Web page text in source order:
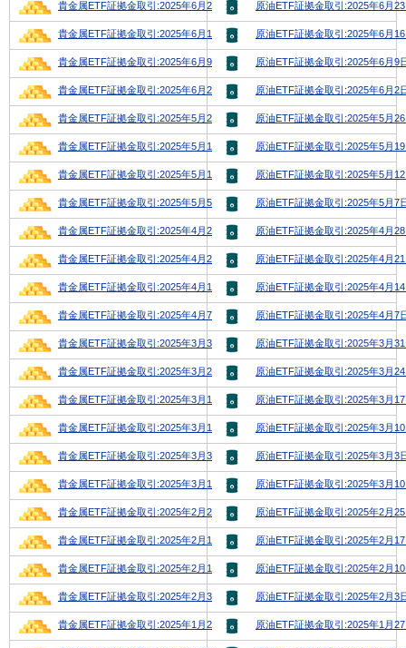
貴金属ETF証拠金取引:2025年6月23日号 原油ETF証拠金取引:2025年6月
貴金属ETF証拠金取引:2025年6月16日号 原油ETF証拠金取引:2025年6月
貴金属ETF証拠金取引:2025年6月9日号 原油ETF証拠金取引:2025年6月9
貴金属ETF証拠金取引:2025年6月2日号 原油ETF証拠金取引:2025年6月2
貴金属ETF証拠金取引:2025年5月26日号 原油ETF証拠金取引:2025年5月
貴金属ETF証拠金取引:2025年5月19日号 原油ETF証拠金取引:2025年5月
貴金属ETF証拠金取引:2025年5月12日号 原油ETF証拠金取引:2025年5月
貴金属ETF証拠金取引:2025年5月5日号 原油ETF証拠金取引:2025年5月7
貴金属ETF証拠金取引:2025年4月28日号 原油ETF証拠金取引:2025年4月
貴金属ETF証拠金取引:2025年4月21日号 原油ETF証拠金取引:2025年4月
貴金属ETF証拠金取引:2025年4月14日号 原油ETF証拠金取引:2025年4月
貴金属ETF証拠金取引:2025年4月7日号 原油ETF証拠金取引:2025年4月7
貴金属ETF証拠金取引:2025年3月31日号 原油ETF証拠金取引:2025年3月
貴金属ETF証拠金取引:2025年3月24日号 原油ETF証拠金取引:2025年3月
貴金属ETF証拠金取引:2025年3月17日号 原油ETF証拠金取引:2025年3月
貴金属ETF証拠金取引:2025年3月10日号 原油ETF証拠金取引:2025年3月
貴金属ETF証拠金取引:2025年3月3日号 原油ETF証拠金取引:2025年3月3
貴金属ETF証拠金取引:2025年3月10日号 原油ETF証拠金取引:2025年3月
貴金属ETF証拠金取引:2025年2月24日号 原油ETF証拠金取引:2025年2月
貴金属ETF証拠金取引:2025年2月17日号 原油ETF証拠金取引:2025年2月
貴金属ETF証拠金取引:2025年2月10日号 原油ETF証拠金取引:2025年2月
貴金属ETF証拠金取引:2025年2月3日号 原油ETF証拠金取引:2025年2月3
貴金属ETF証拠金取引:2025年1月27日号 原油ETF証拠金取引:2025年1月